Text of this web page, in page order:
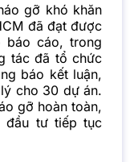
gỡ khó khăn
đã đạt được
báo cáo, trong
tác đã tổ chức
báo kết luận,
cho 30 dự án.
gỡ hoàn toàn,
đầu tư tiếp tục